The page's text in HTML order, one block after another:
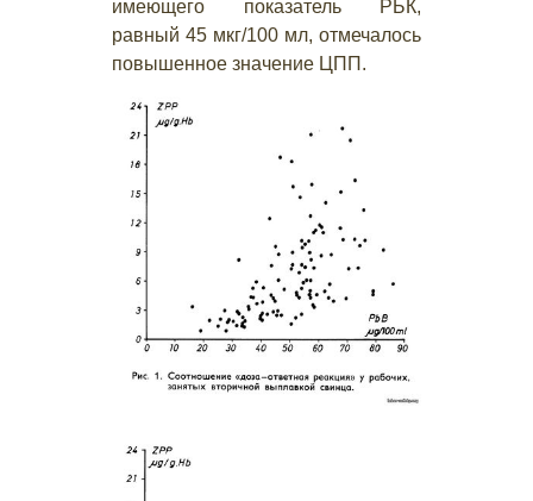
имеющего показатель РЬК,
равный 45 мкг/100 мл, отмечалось
повышенное значение ЦПП.